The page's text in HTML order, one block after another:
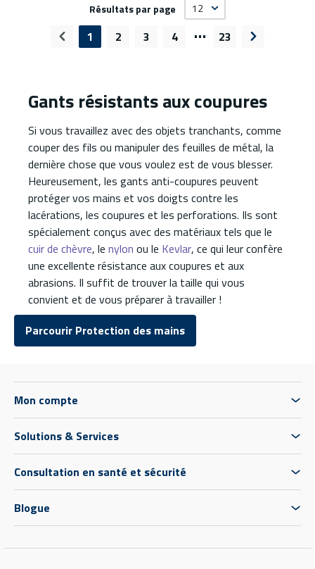
Résultats par page
Page précédente
1 2 3 4 … 23 Page
Gants résistants aux coupures
Si vous travaillez avec des objets tranchants, comme
couper des fils ou manipuler des feuilles de métal, la
dernière chose que vous voulez est de vous blesser.
Heureusement, les gants anti-coupures peuvent
protéger vos mains et vos doigts contre les
lacérations, les coupures et les perforations. Ils sont
spécialement conçus avec des matériaux tels que le
cuir de chèvre, le nylon ou le Kevlar, ce qui leur confère
une excellente résistance aux coupures et aux
abrasions. Il suffit de trouver la taille qui vous
convient et de vous préparer à travailler !
Parcourir Protection des mains
Mon compte
Solutions & Services
Consultation en santé et sécurité
Blogue